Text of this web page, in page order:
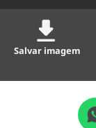
Salvar imagem